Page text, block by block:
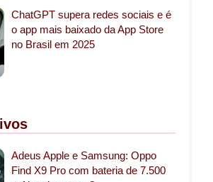
ChatGPT supera redes sociais e é
o app mais baixado da App Store
no Brasil em 2025
Adeus Apple e Samsung: Oppo
Find X9 Pro com bateria de 7.500